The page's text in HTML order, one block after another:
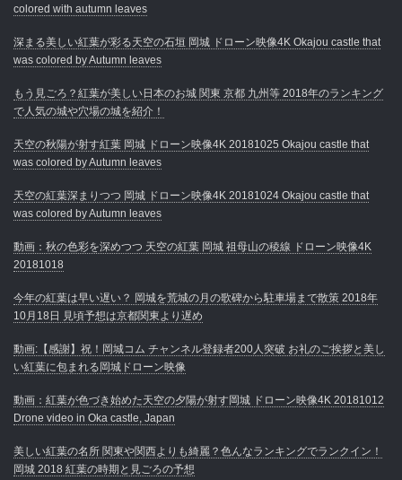
colored with autumn leaves
深まる美しい紅葉が彩る天空の石垣 岡城 ドローン映像4K Okajou castle that
was colored by Autumn leaves
もう見ごろ？紅葉が美しい日本のお城 関東 京都 九州等 2018年のランキング
で人気の城や穴場の城を紹介！
天空の秋陽が射す紅葉 岡城 ドローン映像4K 20181025 Okajou castle that
was colored by Autumn leaves
天空の紅葉深まりつつ 岡城 ドローン映像4K 20181024 Okajou castle that
was colored by Autumn leaves
動画：秋の色彩を深めつつ 天空の紅葉 岡城 祖母山の稜線 ドローン映像4K
20181018
今年の紅葉は早い遅い？ 岡城を荒城の月の歌碑から駐車場まで散策 2018年
10月18日 見頃予想は京都関東より遅め
動画:【感謝】祝！岡城コム チャンネル登録者200人突破 お礼のご挨拶と美し
い紅葉に包まれる岡城ドローン映像
動画：紅葉が色づき始めた天空の夕陽が射す岡城 ドローン映像4K 20181012
Drone video in Oka castle, Japan
美しい紅葉の名所 関東や関西よりも綺麗？色んなランキングでランクイン！
岡城 2018 紅葉の時期と見ごろの予想